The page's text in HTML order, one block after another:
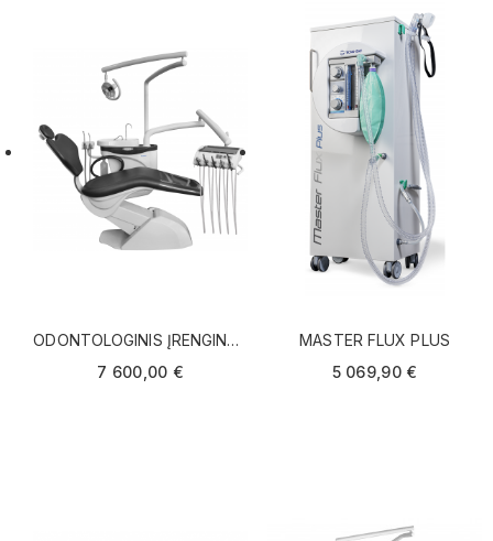
ODONTOLOGINIS ĮRENGINYS
NK
7 600,00 €
MASTER FLUX PLUS
5 069,90 €